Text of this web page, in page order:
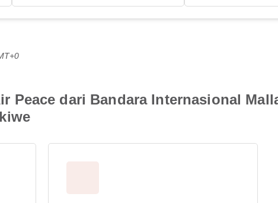
Peace dari Bandara Internasional